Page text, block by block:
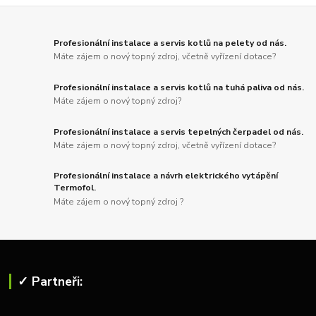
Profesionální instalace a servis kotlů na pelety od nás.
Máte zájem o nový topný zdroj, včetně vyřízení dotace?
Profesionální instalace a servis kotlů na tuhá paliva od nás.
Máte zájem o nový topný zdroj?
Profesionální instalace a servis tepelných čerpadel od nás.
Máte zájem o nový topný zdroj, včetně vyřízení dotace?
Profesionální instalace a návrh elektrického vytápění
Termofol.
Máte zájem o nový topný zdroj ?
✓ Partneři: